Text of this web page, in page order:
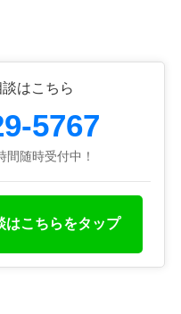
はこちら
5767
随時受付中！
はこちらをタップ